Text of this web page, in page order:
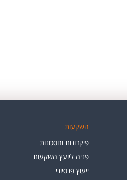
השקעות
פיקדונות וחסכונות
פניה ליועץ השקעות
ייעוץ פנסיוני